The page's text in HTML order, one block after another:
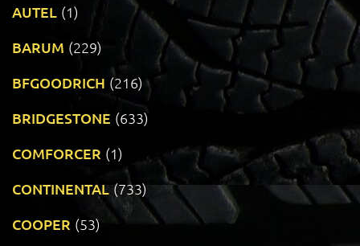
AUTEL (1)
BARUM (229)
BFGOODRICH (216)
BRIDGESTONE (633)
COMFORCER (1)
CONTINENTAL (733)
COOPER (53)